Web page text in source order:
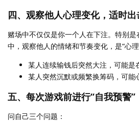
四、观察他人心理变化，适时出
赌场中不仅仅是你一个人在下注。特别
中，观察他人的情绪和节奏变化，是“心
某人连续输钱后突然大注，可能是
某人突然沉默或频繁换筹码，可能
五、每次游戏前进行“自我预警”
问自己三个问题：